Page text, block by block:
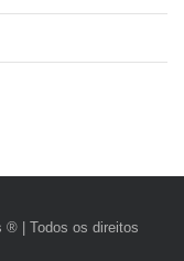
® | Todos os direitos